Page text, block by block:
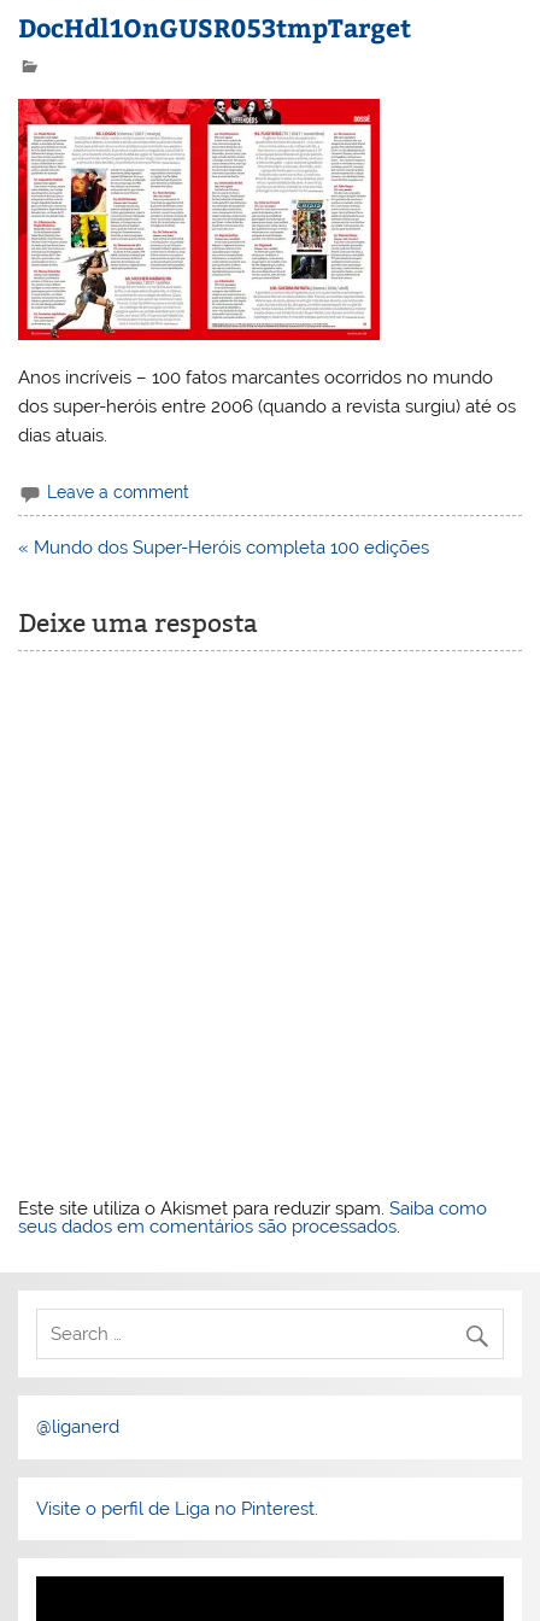
DocHdl1OnGUSR053tmpTarget
Anos incríveis – 100 fatos marcantes ocorridos no mundo
dos super-heróis entre 2006 (quando a revista surgiu) até os
dias atuais.
Leave a comment
Navegação
« Mundo dos Super-Heróis completa 100 edições
Deixe uma resposta
Este site utiliza o Akismet para reduzir spam.Saiba como
seus dados em comentários são processados.
@liganerd
Visite o perfil de Liga no Pinterest.